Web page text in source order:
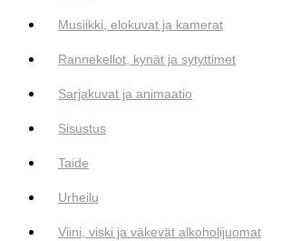
Musiikki, elokuvat ja kamerat
Rannekellot, kynät ja sytyttimet
Sarjakuvat ja animaatio
Sisustus
Taide
Urheilu
Viini, viski ja väkevät alkoholijuomat